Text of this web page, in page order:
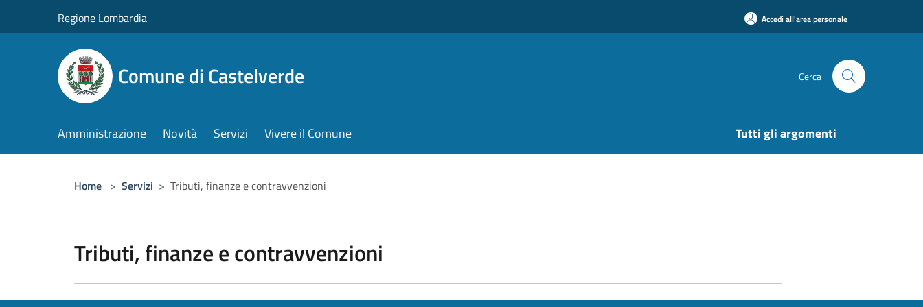
Regione Lombardia Accedi all'area personale
Comune di Castelverde Cerca
Amministrazione Novità Servizi Vivere il Comune Tutti gli argomenti
Home > Servizi > Tributi, finanze e contravvenzioni
Tributi, finanze e contravvenzioni